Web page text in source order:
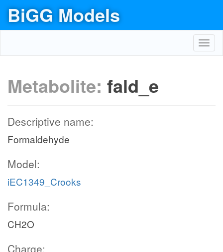
BiGG Models
Metabolite: fald_e
Descriptive name:
Formaldehyde
Model:
iEC1349_Crooks
Formula:
CH2O
Charge: